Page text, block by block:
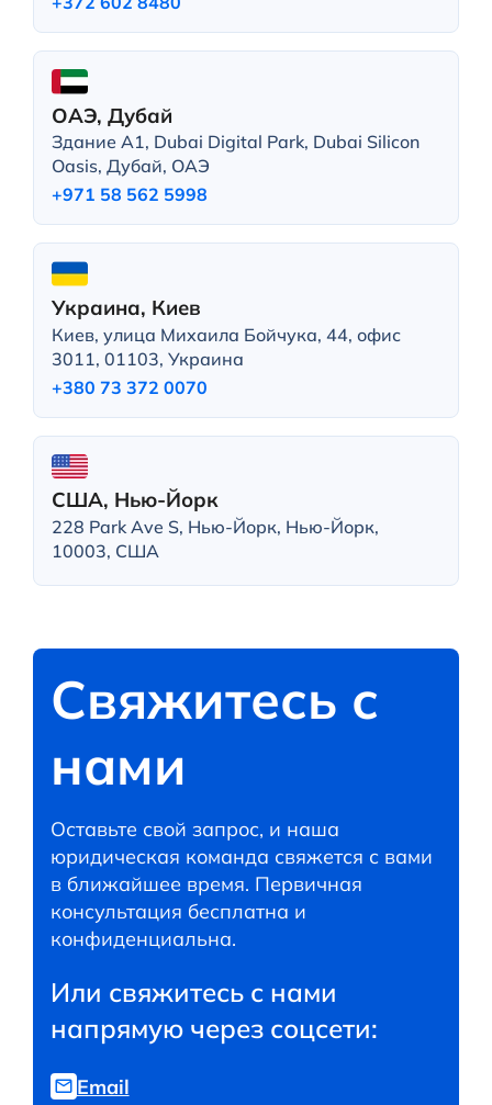
ОАЭ, Дубай
Здание A1, Dubai Digital Park, Dubai Silicon
Oasis, Дубай, ОАЭ
+971 58 562 5998
Украина, Киев
Киев, улица Михаила Бойчука, 44, офис
3011, 01103, Украина
+380 73 372 0070
США, Нью-Йорк
228 Park Ave S, Нью-Йорк, Нью-Йорк,
10003, США
Свяжитесь с
нами
Оставьте свой запрос, и наша
юридическая команда свяжется с вами
в ближайшее время. Первичная
консультация бесплатна и
конфиденциальна.
Или свяжитесь с нами
напрямую через соцсети:
Email